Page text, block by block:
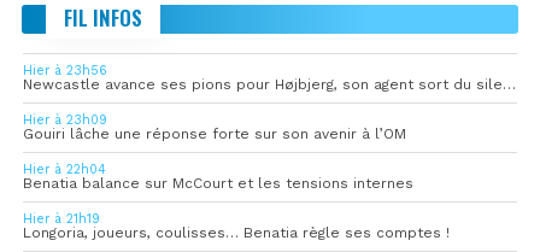
FIL INFOS
Hier à 23h56
Newcastle avance ses pions pour Højbjerg, son agent sort du silence
Hier à 23h09
Gouiri lâche une réponse forte sur son avenir à l’OM
Hier à 22h04
Benatia balance sur McCourt et les tensions internes
Hier à 21h19
Longoria, joueurs, coulisses… Benatia règle ses comptes !